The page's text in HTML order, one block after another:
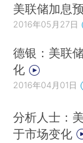
美联储加息
2016年05月27日
德银：美联
化
2016年04月01日
分析人士：
于市场变化